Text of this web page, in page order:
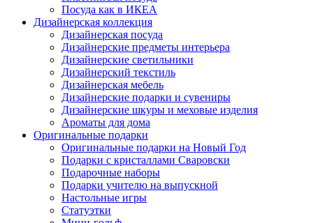
Посуда как в ИКЕА
Дизайнерская коллекция
Дизайнерская посуда
Дизайнерские предметы интерьера
Дизайнерские светильники
Дизайнерский текстиль
Дизайнерская мебель
Дизайнерские подарки и сувениры
Дизайнерские шкуры и меховые изделия
Ароматы для дома
Оригинальные подарки
Оригинальные подарки на Новый Год
Подарки с кристаллами Сваровски
Подарочные наборы
Подарки учителю на выпускной
Настольные игры
Статуэтки